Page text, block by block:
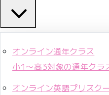
オンライン通年クラス
小1〜高3対象の通年クラ
オンライン英語プリスク